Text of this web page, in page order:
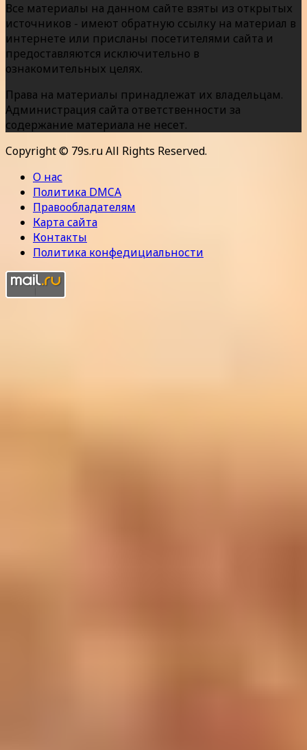
Все материалы на данном сайте взяты из открытых
источников - имеют обратную ссылку на материал в
интернете или присланы посетителями сайта и
предоставляются исключительно в
ознакомительных целях.
Права на материалы принадлежат их владельцам.
Администрация сайта ответственности за
содержание материала не несет.
Copyright © 79s.ru All Rights Reserved.
О нас
Политика DMCA
Правообладателям
Карта сайта
Контакты
Политика конфедициальности